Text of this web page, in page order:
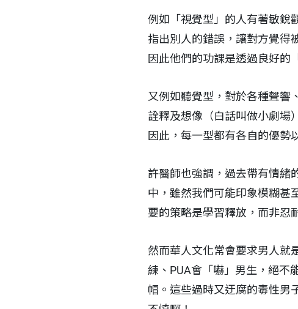
例如「視覺型」的人有著敏銳
指出別人的錯誤，讓對方覺得
因此他們的功課是透過良好的
又例如聽覺型，對於各種聲響
詮釋及想像（白話叫做小劇場
因此，每一型都有各自的優勢
許醫師也強調，過去帶有情緒
中，雖然我們可能印象模糊甚
要的策略是學習釋放，而非忍
然而華人文化常會要求男人就
練、PUA會「嚇」男生，絕不
帽。這些過時又迂腐的毒性男